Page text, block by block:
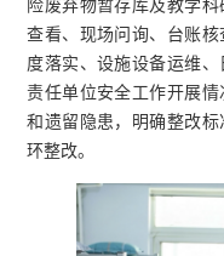
险废弃物暂存库及教学
查看、现场问询、台账
度落实、设施设备运维
责任单位安全工作开展
和遗留隐患，明确整改
环整改。